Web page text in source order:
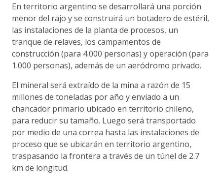
En territorio argentino se desarrollará una porción
menor del rajo y se construirá un botadero de estéril,
las instalaciones de la planta de procesos, un
tranque de relaves, los campamentos de
construcción (para 4.000 personas) y operación (para
1.000 personas), además de un aeródromo privado.
El mineral será extraído de la mina a razón de 15
millones de toneladas por año y enviado a un
chancador primario ubicado en territorio chileno,
para reducir su tamaño. Luego será transportado
por medio de una correa hasta las instalaciones de
proceso que se ubicarán en territorio argentino,
traspasando la frontera a través de un túnel de 2.7
km de longitud.